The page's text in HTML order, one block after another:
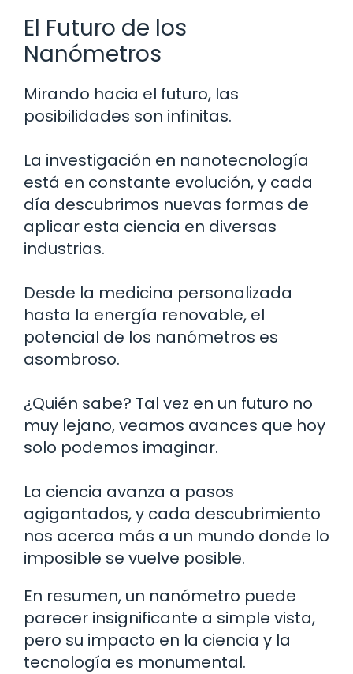
El Futuro de los
Nanómetros
Mirando hacia el futuro, las
posibilidades son infinitas.
La investigación en nanotecnología
está en constante evolución, y cada
día descubrimos nuevas formas de
aplicar esta ciencia en diversas
industrias.
Desde la medicina personalizada
hasta la energía renovable, el
potencial de los nanómetros es
asombroso.
¿Quién sabe? Tal vez en un futuro no
muy lejano, veamos avances que hoy
solo podemos imaginar.
La ciencia avanza a pasos
agigantados, y cada descubrimiento
nos acerca más a un mundo donde lo
imposible se vuelve posible.
En resumen, un nanómetro puede
parecer insignificante a simple vista,
pero su impacto en la ciencia y la
tecnología es monumental.